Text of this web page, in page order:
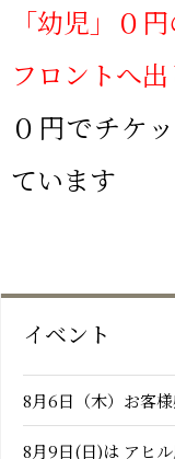
おーゆ・ランド
0859-31-2666
おーゆ・ホテル
0859-31-3333
「幼児」０
フロントへ
０円でチケ
ています
イベント
8月6日（木）お客
8月9日(日)は アヒ